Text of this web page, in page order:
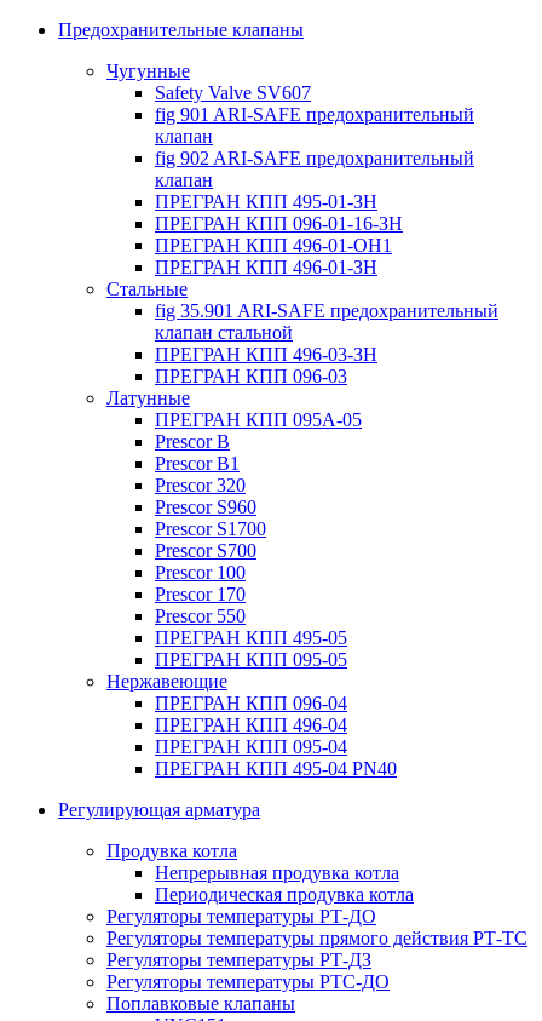
Предохранительные клапаны
Чугунные
Safety Valve SV607
fig 901 ARI-SAFE предохранительный
клапан
fig 902 ARI-SAFE предохранительный
клапан
ПРЕГРАН КПП 495-01-ЗН
ПРЕГРАН КПП 096-01-16-ЗН
ПРЕГРАН КПП 496-01-ОН1
ПРЕГРАН КПП 496-01-ЗН
Стальные
fig 35.901 ARI-SAFE предохранительный
клапан стальной
ПРЕГРАН КПП 496-03-ЗН
ПРЕГРАН КПП 096-03
Латунные
ПРЕГРАН КПП 095А-05
Prescor B
Prescor B1
Prescor 320
Prescor S960
Prescor S1700
Prescor S700
Prescor 100
Prescor 170
Prescor 550
ПРЕГРАН КПП 495-05
ПРЕГРАН КПП 095-05
Нержавеющие
ПРЕГРАН КПП 096-04
ПРЕГРАН КПП 496-04
ПРЕГРАН КПП 095-04
ПРЕГРАН КПП 495-04 PN40
Регулирующая арматура
Продувка котла
Непрерывная продувка котла
Периодическая продувка котла
Регуляторы температуры РТ-ДО
Регуляторы температуры прямого действия РТ-ТС
Регуляторы температуры РТ-ДЗ
Регуляторы температуры РТС-ДО
Поплавковые клапаны